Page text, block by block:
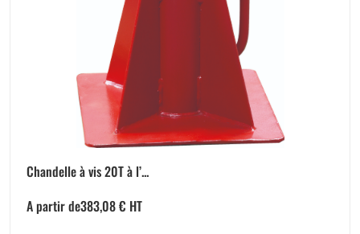
Chandelle à vis 20T à l’...
A partir de383,08€ HT